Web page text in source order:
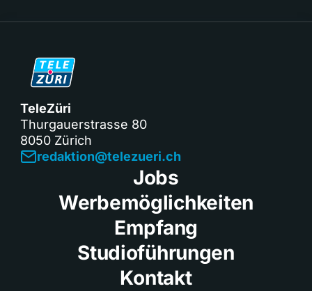
TeleZüri
Thurgauerstrasse 80
8050 Zürich
redaktion@telezueri.ch
Jobs
Werbemöglichkeiten
Empfang
Studioführungen
Kontakt